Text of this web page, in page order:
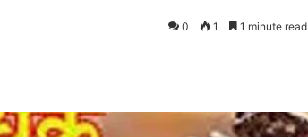
0 1 1 minute read